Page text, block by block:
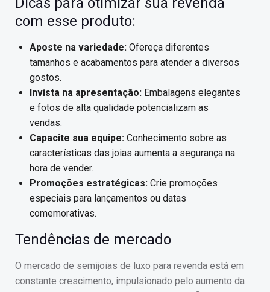
com esse produto:
Aposte na variedade: Ofereça diferentes
tamanhos e acabamentos para atender a diversos
gostos.
Invista na apresentação: Embalagens elegantes
e fotos de alta qualidade potencializam as
vendas.
Capacite sua equipe: Conhecimento sobre as
características das joias aumenta a segurança na
hora de vender.
Promoções estratégicas: Crie promoções
especiais para lançamentos ou datas
comemorativas.
Tendências de mercado
O mercado de semijoias de luxo para revenda está em
constante crescimento, impulsionado pelo aumento da